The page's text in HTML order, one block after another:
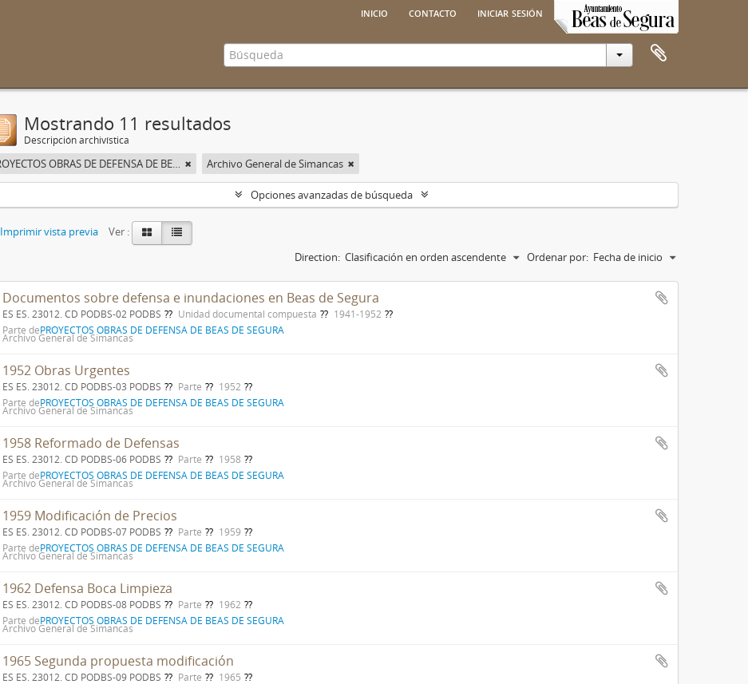
inicio contacto iniciar sesión
Mostrando 11 resultados
Descripción archivística
PROYECTOS OBRAS DE DEFENSA DE BEAS DE SEGURA Archivo General de Simancas
Opciones avanzadas de búsqueda
Imprimir vista previa
Ver :
Ordenar por: Fecha de inicio
Direction: Clasificación en orden ascendente
Documentos sobre defensa e inundaciones en Beas de Segura
ES ES. 23012. CD PODBS-02 PODBS Unidad documental compuesta
1941-1952
Parte dePROYECTOS OBRAS DE DEFENSA DE BEAS DE SEGURA
Archivo General de Simancas
1952 Obras Urgentes
ES ES. 23012. CD PODBS-03 PODBS Parte
1952
Parte dePROYECTOS OBRAS DE DEFENSA DE BEAS DE SEGURA
Archivo General de Simancas
1958 Reformado de Defensas
ES ES. 23012. CD PODBS-06 PODBS Parte
1958
Parte dePROYECTOS OBRAS DE DEFENSA DE BEAS DE SEGURA
Archivo General de Simancas
1959 Modificación de Precios
ES ES. 23012. CD PODBS-07 PODBS Parte
1959
Parte dePROYECTOS OBRAS DE DEFENSA DE BEAS DE SEGURA
Archivo General de Simancas
1962 Defensa Boca Limpieza
ES ES. 23012. CD PODBS-08 PODBS Parte
1962
Parte dePROYECTOS OBRAS DE DEFENSA DE BEAS DE SEGURA
Archivo General de Simancas
1965 Segunda propuesta modificación
ES ES. 23012. CD PODBS-09 PODBS Parte
1965